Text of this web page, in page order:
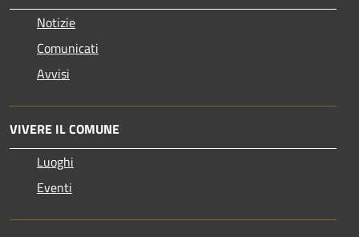
Notizie
Comunicati
Avvisi
VIVERE IL COMUNE
Luoghi
Eventi